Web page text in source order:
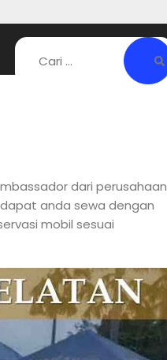
dari perusahaan
anda sewa dengan
mobil sesuai